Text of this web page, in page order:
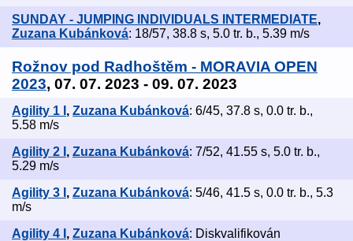
SUNDAY - JUMPING INDIVIDUALS INTERMEDIATE,
Zuzana Kubánková: 18/57, 38.8 s, 5.0 tr. b., 5.39 m/s
Rožnov pod Radhoštěm - MORAVIA OPEN
2023, 07. 07. 2023 - 09. 07. 2023
Agility 1 I , Zuzana Kubánková: 6/45, 37.8 s, 0.0 tr. b.,
5.58 m/s
Agility 2 I , Zuzana Kubánková: 7/52, 41.55 s, 5.0 tr. b.,
5.29 m/s
Agility 3 I , Zuzana Kubánková: 5/46, 41.5 s, 0.0 tr. b., 5.3
m/s
Agility 4 I , Zuzana Kubánková: Diskvalifikován